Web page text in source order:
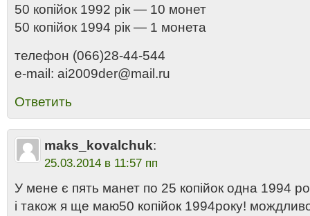
50 копійок 1992 рік — 10 монет
50 копійок 1994 рік — 1 монета
телефон (066)28-44-544
e-mail: ai2009der@mail.ru
Ответить
maks_kovalchuk:
25.03.2014 в 11:57 пп
У мене є пять манет по 25 копійок одна 1994
і також я ще маю50 копійок 1994року! мождливо